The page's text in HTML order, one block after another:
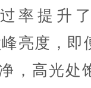
率提升
亮度，即
，高光处